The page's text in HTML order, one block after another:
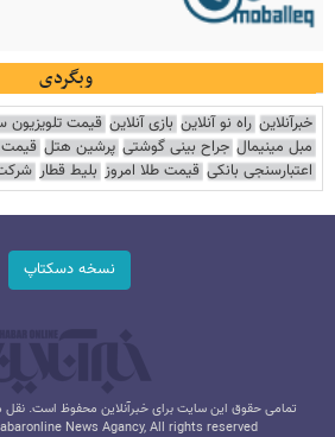
وبگردی
خبرآنلاین راه نو آنلاین بازی آنلاین قیمت تلویزیون
مبل مینیمال جراح بینی گوشتی پرشین هتل قیمت
اعتبارسنجی بانکی قیمت طلا امروز بلیط قطار
نسخه دسکتاپ
تمامی حقوق این سایت برای خبرآنلاین محفوظ است. نقل
News Agancy, All rights reserved